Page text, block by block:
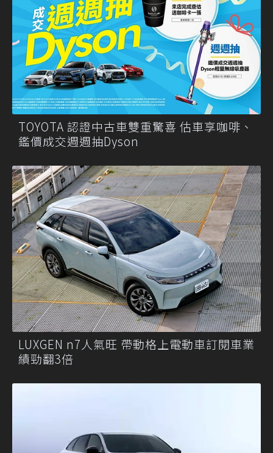
TOYOTA 認證中古車雙重驚喜 估車享咖啡、
鑑價成交週週抽Dyson
LUXGEN n7人氣旺 帶動格上電動車訂閱車業
績勁翻3倍